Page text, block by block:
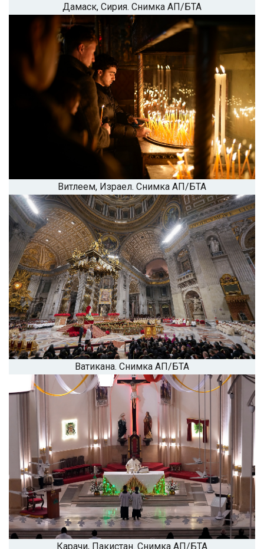
Дамаск, Сирия. Снимка АП/БТА
Витлеем, Израел. Снимка АП/БТА
Ватикана. Снимка АП/БТА
Карачи, Пакистан. Снимка АП/БТА